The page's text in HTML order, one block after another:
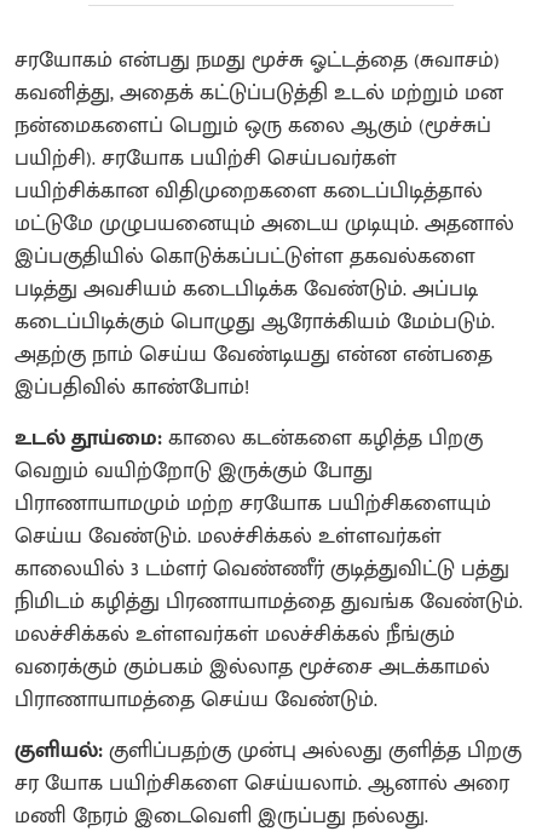
சரயோகம் என்பது நமது மூச்சு ஓட்டத்தை (சுவாசம்)
கவனித்து, அதைக் கட்டுப்படுத்தி உடல் மற்றும் மன
நன்மைகளைப் பெறும் ஒரு கலை ஆகும் (மூச்சுப்
பயிற்சி). சரயோக பயிற்சி செய்பவர்கள்
பயிற்சிக்கான விதிமுறைகளை கடைப்பிடித்தால்
மட்டுமே முழுபயனையும் அடைய முடியும். அதனால்
இப்பகுதியில் கொடுக்கப்பட்டுள்ள தகவல்களை
படித்து அவசியம் கடைபிடிக்க வேண்டும். அப்படி
கடைப்பிடிக்கும் பொழுது ஆரோக்கியம் மேம்படும்.
அதற்கு நாம் செய்ய வேண்டியது என்ன என்பதை
இப்பதிவில் காண்போம்!
உடல் தூய்மை:காலை கடன்களை கழித்த பிறகு
வெறும் வயிற்றோடு இருக்கும் போது
பிராணாயாமமும் மற்ற சரயோக பயிற்சிகளையும்
செய்ய வேண்டும். மலச்சிக்கல் உள்ளவர்கள்
காலையில் 3 டம்ளர் வெண்ணீர் குடித்துவிட்டு பத்து
நிமிடம் கழித்து பிரணாயாமத்தை துவங்க வேண்டும்.
மலச்சிக்கல் உள்ளவர்கள் மலச்சிக்கல் நீங்கும்
வரைக்கும் கும்பகம் இல்லாத மூச்சை அடக்காமல்
பிராணாயாமத்தை செய்ய வேண்டும்.
குளியல்:குளிப்பதற்கு முன்பு அல்லது குளித்த பிறகு
சர யோக பயிற்சிகளை செய்யலாம். ஆனால் அரை
மணி நேரம் இடைவெளி இருப்பது நல்லது.